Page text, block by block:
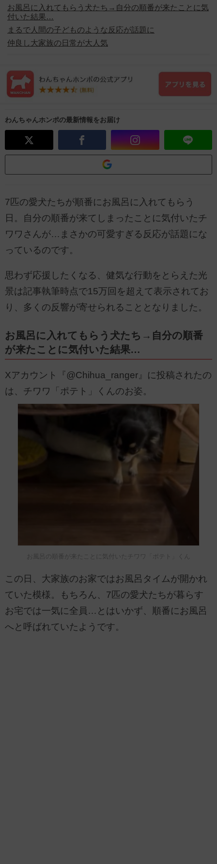
お風呂に入れてもらう犬たち→自分の順番が来たことに気
付いた結果…
まるで人間の子どものような反応が話題に
仲良し大家族の日常が大人気
わんちゃんホンポの最新情報をお届け
7匹の愛犬たちが順番にお風呂に入れてもらう
日。自分の順番が来てしまったことに気付いたチ
ワワさんが…まさかの可愛すぎる反応が話題にな
っているのです。
思わず応援したくなる、健気な行動をとらえた光
景は記事執筆時点で15万回を超えて表示されてお
り、多くの反響が寄せられることとなりました。
お風呂に入れてもらう犬たち→自分の順番
が来たことに気付いた結果…
Xアカウント『@Chihua_ranger』に投稿されたの
は、チワワ「ポテト」くんのお姿。
お風呂の順番が来たことに気付いたチワワ「ポテト」くん
この日、大家族のお家ではお風呂タイムが開かれ
ていた模様。もちろん、7匹の愛犬たちが暮らす
お宅では一気に全員…とはいかず、順番にお風呂
へと呼ばれていたようです。